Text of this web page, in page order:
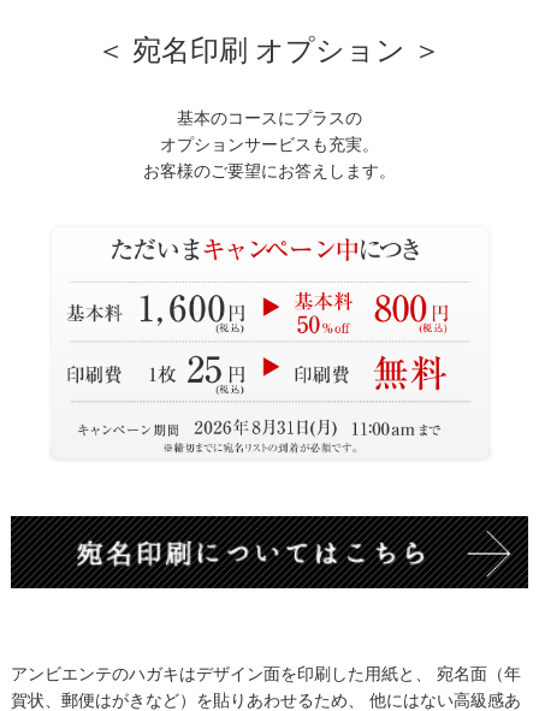
＜ 宛名印刷 オプション ＞
基本のコースにプラスの
オプションサービスも充実。
お客様のご要望にお答えします。
アンビエンテのハガキはデザイン面を印刷した用紙と、 宛名面（年
賀状、郵便はがきなど）を貼りあわせるため、 他にはない高級感あ